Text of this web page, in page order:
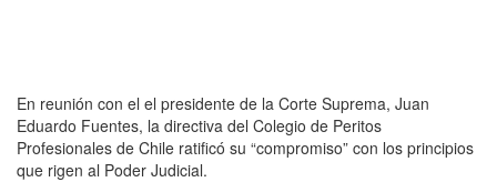
En reunión con el el presidente de la Corte Suprema, Juan
Eduardo Fuentes, la directiva del Colegio de Peritos
Profesionales de Chile ratificó su “compromiso” con los principios
que rigen al Poder Judicial.